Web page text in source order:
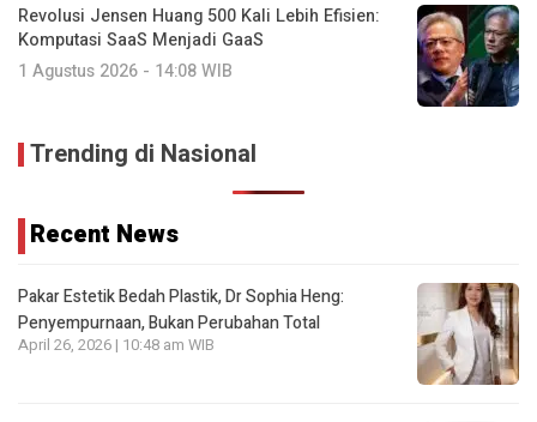
Revolusi Jensen Huang 500 Kali Lebih Efisien:
Komputasi SaaS Menjadi GaaS
1 Agustus 2026 - 14:08 WIB
Trending di Nasional
Recent News
Pakar Estetik Bedah Plastik, Dr Sophia Heng:
Penyempurnaan, Bukan Perubahan Total
April 26, 2026 | 10:48 am WIB